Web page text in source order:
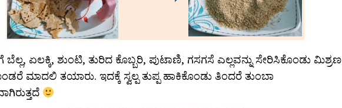
ಏಲಕ್ಕಿ, ಶುಂಟಿ, ತುರಿದ ಕೊಬ್ಬರಿ, ಪುಟಾಣಿ, ಗಸಗಸೆ ಎಲ್ಲವನ್ನು ಸೇರಿಸಿಕೊಂಡು ಮಿಶ್ರಣ
ಮಾದಲಿ ತಯಾರು. ಇದಕ್ಕೆ ಸ್ವಲ್ಪ ತುಪ್ಪ ಹಾಕಿಕೊಂಡು ತಿಂದರೆ ತುಂಬಾ